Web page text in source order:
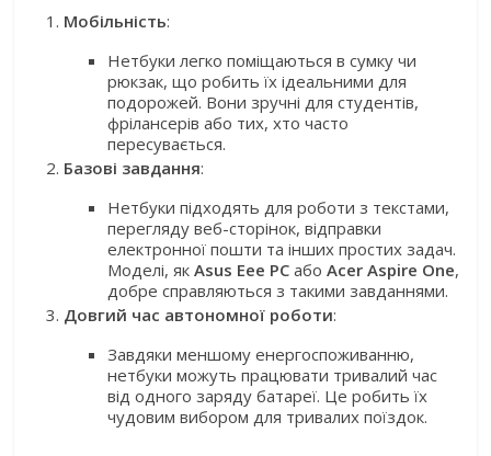
Мобільність:
Нетбуки легко поміщаються в сумку чи
рюкзак, що робить їх ідеальними для
подорожей. Вони зручні для студентів,
фрілансерів або тих, хто часто
пересувається.
Базові завдання:
Нетбуки підходять для роботи з текстами,
перегляду веб-сторінок, відправки
електронної пошти та інших простих задач.
Моделі, якAsus Eee PC абоAcer Aspire One,
добре справляються з такими завданнями.
Довгий час автономної роботи:
Завдяки меншому енергоспоживанню,
нетбуки можуть працювати тривалий час
від одного заряду батареї. Це робить їх
чудовим вибором для тривалих поїздок.